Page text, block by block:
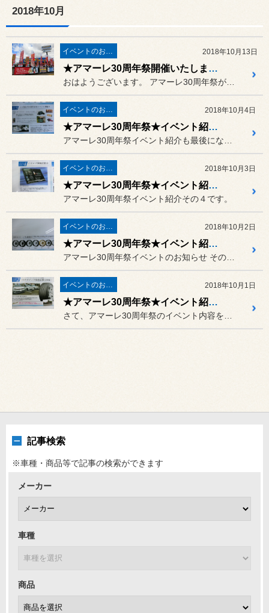
2018年10月
イベントのお知らせ 2018年10月13日
★アマーレ30周年祭開催いたしました★
イベントのお知らせ 2018年10月4日
★アマーレ30周年祭★イベント紹介その５★
イベントのお知らせ 2018年10月3日
★アマーレ30周年祭★イベント紹介その４★
アマーレ30周年祭イベント紹介その４です。
イベントのお知らせ 2018年10月2日
★アマーレ30周年祭★イベント紹介その３★
イベントのお知らせ 2018年10月1日
★アマーレ30周年祭★イベント紹介その２★
記事検索
※車種・商品等で記事の検索ができます
メーカー
車種
商品